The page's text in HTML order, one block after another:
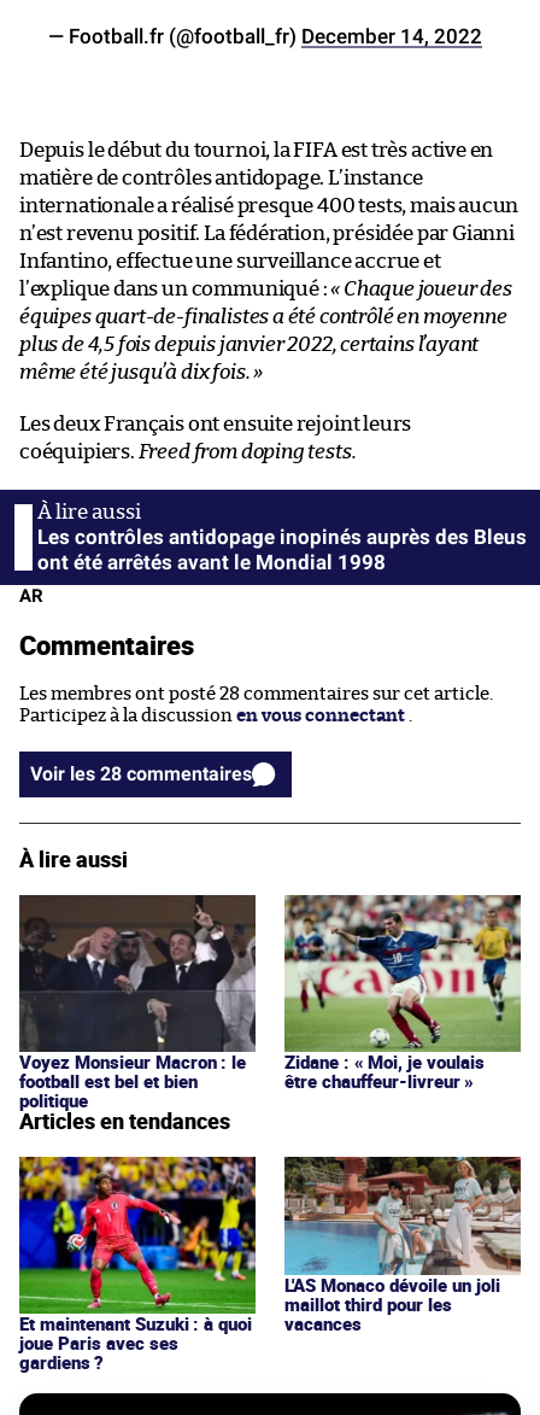
— Football.fr (@football_fr) December 14, 2022
Depuis le début du tournoi, la FIFA est très active en
matière de contrôles antidopage. L’instance
internationale a réalisé presque 400 tests, mais aucun
n’est revenu positif. La fédération, présidée par Gianni
Infantino, effectue une surveillance accrue et
l’explique dans un communiqué :« Chaque joueur des
équipes quart-de-finalistes a été contrôlé en moyenne
plus de 4,5 fois depuis janvier 2022, certains l’ayant
même été jusqu’à dix fois. »
Les deux Français ont ensuite rejoint leurs
coéquipiers. Freed from doping tests.
Les contrôles antidopage inopinés auprès des Bleus
ont été arrêtés avant le Mondial 1998
AR
Commentaires
Les membres ont posté 28 commentaires sur cet article.
Participez à la discussion en vous connectant
Voir les 28 commentaires
À lire aussi
Voyez Monsieur Macron : le
football est bel et bien
politique
Zidane : « Moi, je voulais
être chauffeur-livreur »
Articles en tendances
Et maintenant Suzuki : à quoi
joue Paris avec ses
gardiens ?
L'AS Monaco dévoile un joli
maillot third pour les
vacances